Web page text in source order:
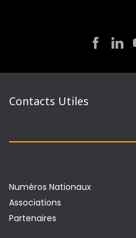
Contacts Utiles
Numéros Nationaux
Associations
Partenaires